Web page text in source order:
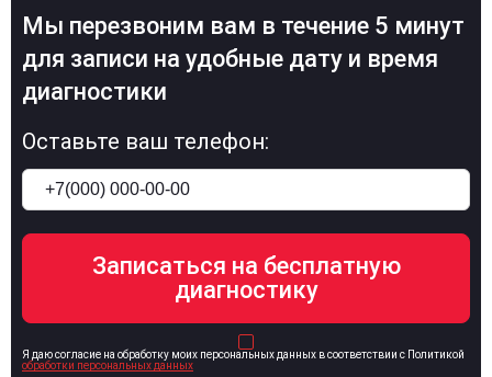
Мы перезвоним вам в течение 5 минут
для записи на удобные дату и время
диагностики
Оставьте ваш телефон:
Я даю согласие на обработку моих персональных данных в соответствии с Политикой
обработки персональных данных